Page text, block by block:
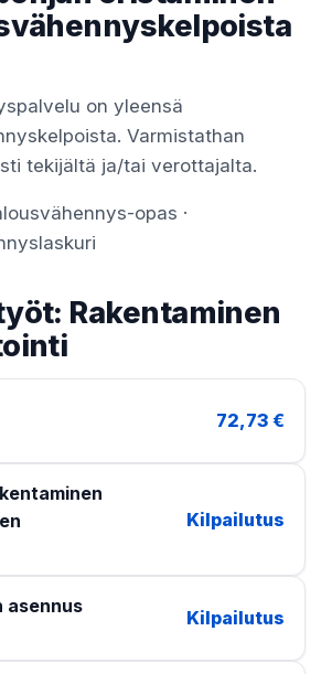
on yleensä
Varmistathan
tekijältä ja/tai verottajalta.
opas ·
Rakentaminen
72,73 €
Kilpailutus
asennus
Kilpailutus